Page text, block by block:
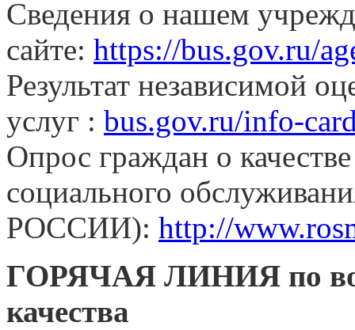
Сведения о нашем
сайте: https://bus.gov.ru/
Результат независимой
услуг : bus.gov.ru/info-
Опрос граждан о
социального
РОССИИ): http://
ГОРЯЧАЯ ЛИНИЯ по
качества